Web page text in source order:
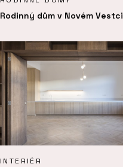
Rodinný dům v Novém Vestci
INTERIÉR